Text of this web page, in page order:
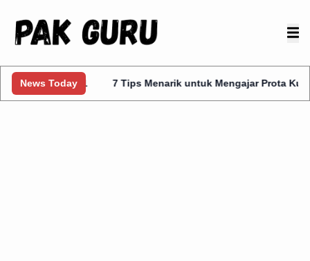
News Today
1 7 Tips Menarik untuk Mengajar Prota Kurmer Kelas 1